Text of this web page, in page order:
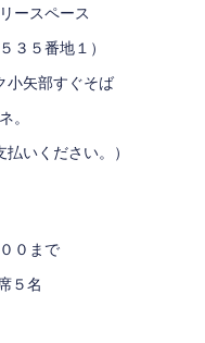
ースペース
番地１）
部すぐそば
。
いください。）
０まで
５名